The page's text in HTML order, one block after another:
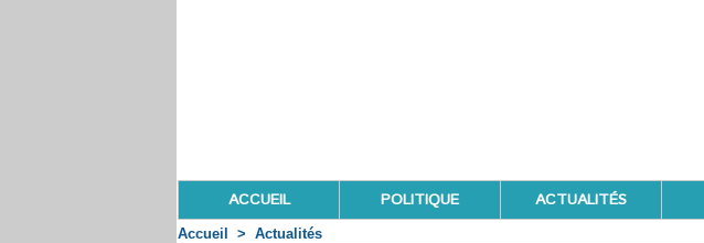
ACCUEIL POLITIQUE ACTUALITÉS
Accueil > Actualités